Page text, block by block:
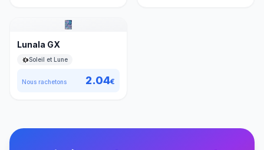
Lunala GX
Soleil et Lune
Nous rachetons 2.04€